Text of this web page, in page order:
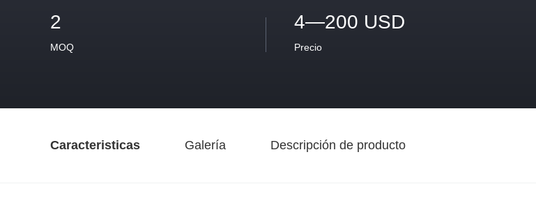
2
MOQ
4—200 USD
Precio
Caracteristicas Galería Descripción de producto